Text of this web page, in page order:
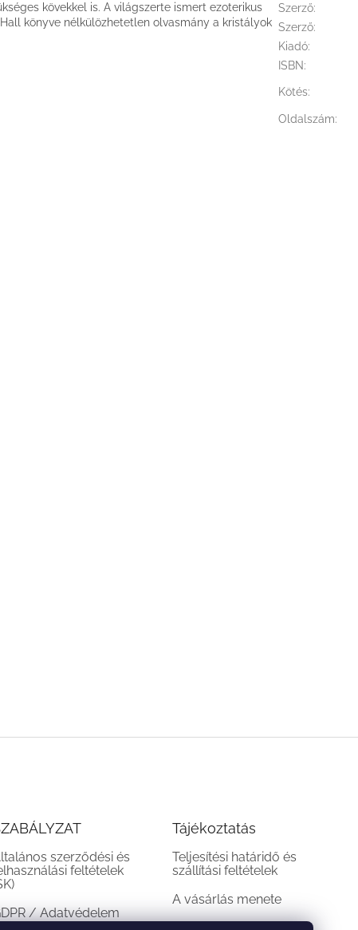
kövekkel is. A világszerte ismert ezoterikus
könyve nélkülözhetetlen olvasmány a kristályok
Szerző:
Szerző:
Kiadó:
ISBN:
Kötés:
Oldalszám:
szerződési és
feltételek
/ Adatvédelem
Tájékoztatás
Teljesítési határidő és
szállítási feltételek
A vásárlás menete